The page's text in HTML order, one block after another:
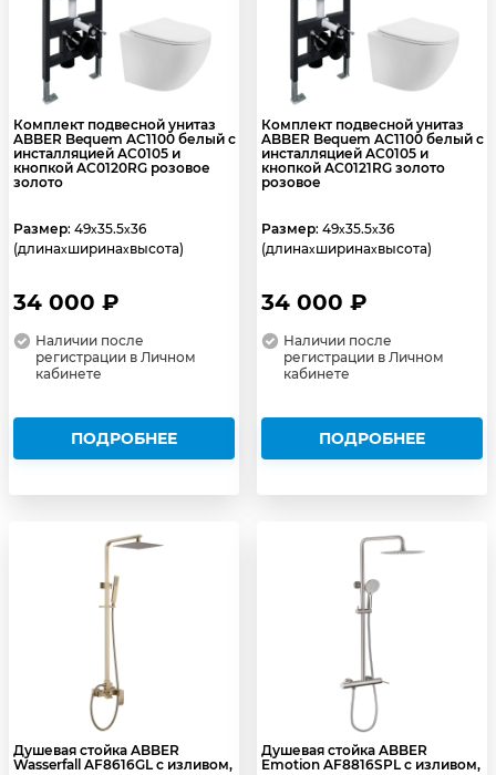
Комплект подвесной унитаз
ABBER Bequem AC1100 белый с
инсталляцией AC0105 и
кнопкой AC0120RG розовое
золото
Размер: 49x35.5x36
(длинаxширинаxвысота)
34 000 ₽
Наличии после
регистрации в Личном
кабинете
ПОДРОБНЕЕ
Комплект подвесной унитаз
ABBER Bequem AC1100 белый с
инсталляцией AC0105 и
кнопкой AC0121RG золото
розовое
Размер: 49x35.5x36
(длинаxширинаxвысота)
34 000 ₽
Наличии после
регистрации в Личном
кабинете
ПОДРОБНЕЕ
Душевая стойка ABBER
Wasserfall AF8616GL с изливом,
Душевая стойка ABBER
Emotion AF8816SPL с изливом,